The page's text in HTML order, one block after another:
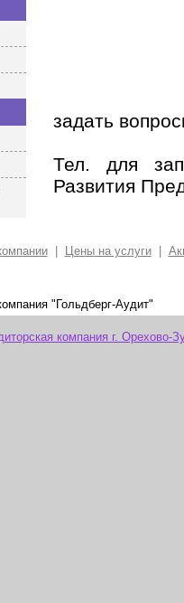
задать
Тел. для
Развития
Цены на услуги
"Гольдберг-Аудит"
компания г. Орехово-